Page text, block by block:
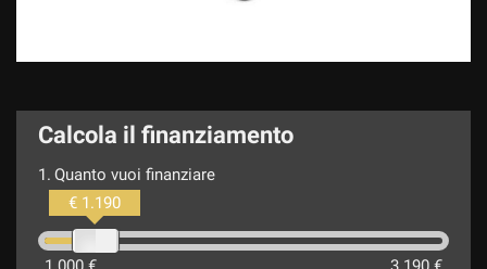
Calcola il finanziamento
1. Quanto vuoi finanziare
€ 1.190